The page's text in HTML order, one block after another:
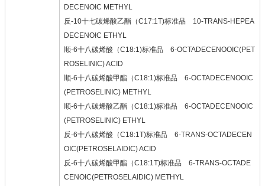
DECENOIC METHYL
反-10十七碳烯酸乙酯（C17:1T)标准品 10-TRANS-HEPEA
DECENOIC ETHYL
顺-6十八碳烯酸（C18:1)标准品 6-OCTADECENOOIC(PET
ROSELINIC) ACID
顺-6十八碳烯酸甲酯（C18:1)标准品 6-OCTADECENOOIC
(PETROSELINIC) METHYL
顺-6十八碳烯酸乙酯（C18:1)标准品 6-OCTADECENOOIC
(PETROSELINIC) ETHYL
反-6十八碳烯酸（C18:1T)标准品 6-TRANS-OCTADECEN
OIC(PETROSELAIDIC) ACID
反-6十八碳烯酸甲酯（C18:1T)标准品 6-TRANS-OCTADE
CENOIC(PETROSELAIDIC) METHYL